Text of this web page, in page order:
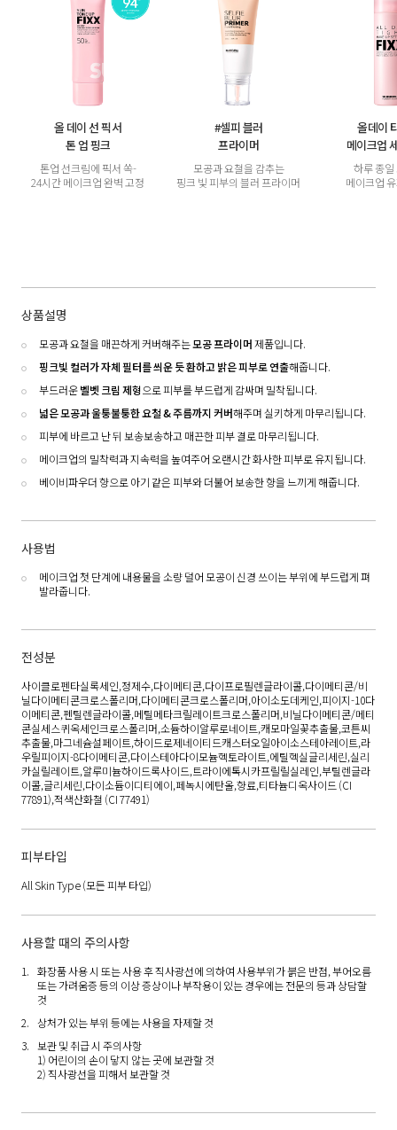
올 데이 선 픽서
톤 업 핑크
톤업 선크림에 픽서 쏙-
24시간 메이크업 완벽 고정
#셀피 블러
프라이머
모공과 요철을 감추는
핑크 빛 피부의 블러 프라이머
올데이
메이크업
하루 종일
메이크업
상품설명
모공과 요철을 매끈하게 커버해주는모공 프라이머제품입니다.
핑크빛 컬러가 자체 필터를 씌운 듯 환하고 밝은 피부로 연출해줍니다.
부드러운벨벳 크림 제형으로 피부를 부드럽게 감싸며 밀착됩니다.
넓은 모공과 울퉁불퉁한 요철 & 주름까지 커버해주며 실키하게 마무리됩니다.
피부에 바르고 난 뒤 보송보송하고 매끈한 피부 결로 마무리됩니다.
메이크업의 밀착력과 지속력을 높여주어 오랜시간 화사한 피부로 유지됩니다.
베이비파우더 향으로 아기 같은 피부와 더불어 보송한 향을 느끼게 해줍니다.
사용법
메이크업 첫 단계에 내용물을 소량 덜어 모공이 신경 쓰이는 부위에 부드럽게 펴
발라줍니다.
전성분
사이클로펜타실록세인,정제수,다이메티콘,다이프로필렌글라이콜,다이메티콘/비
닐다이메티콘크로스폴리머,다이메티콘크로스폴리머,아이소도데케인,피이지-10다
이메티콘,펜틸렌글라이콜,메틸메타크릴레이트크로스폴리머,비닐다이메티콘/메티
콘실세스퀴옥세인크로스폴리머,소듐하이알루로네이트,캐모마일꽃추출물,코튼씨
추출물,마그네슘설페이트,하이드로제네이티드캐스터오일아이소스테아레이트,라
우릴피이지-8다이메티콘,다이스테아다이모늄헥토라이트,에틸헥실글리세린,실리
카실릴레이트,알루미늄하이드록사이드,트라이에톡시카프릴릴실레인,부틸렌글라
이콜,글리세린,다이소듐이디티에이,페녹시에탄올,향료,티타늄디옥사이드 (CI
77891),적색산화철 (CI 77491)
피부타입
All Skin Type(모든 피부 타입)
사용할 때의 주의사항
화장품 사용 시 또는 사용 후 직사광선에 의하여 사용부위가 붉은 반점, 부어오름
또는 가려움증 등의 이상 증상이나 부작용이 있는 경우에는 전문의 등과 상담할
것
상처가 있는 부위 등에는 사용을 자제할 것
보관 및 취급 시 주의사항
1) 어린이의 손이 닿지 않는 곳에 보관할 것
2) 직사광선을 피해서 보관할 것